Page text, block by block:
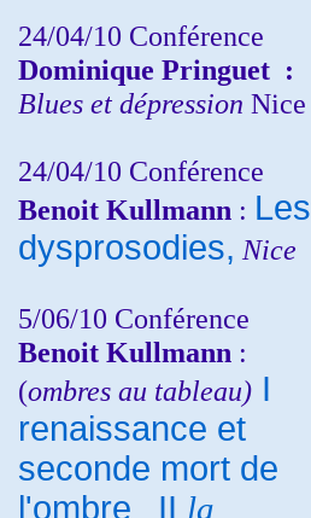
24/04/10 Conférence
Dominique Pringuet :
Blues et dépression Nice
24/04/10 Conférence
Benoit Kullmann : Les
dysprosodies, Nice
5/06/10 Conférence
Benoit Kullmann :
(ombres au tableau) I
renaissance et
seconde mort de
l'ombre
II la